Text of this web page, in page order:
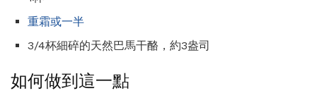
重霜或一半
3/4杯細碎的天然巴馬干酪，約3盎司
如何做到這一點